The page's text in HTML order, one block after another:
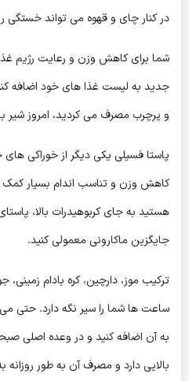
در کنار چای و قهوه می تواند خستگی
شما برای کاهش وزن و رعایت رژیم
جدید به لیست غذا های خود اضافه
و پرچرب مصرف می کردید، امروز شیر
پاستا فسیلی یکی دیگر از خوراکی
کاهش وزن و تناسب اندام بسیار کمک
هستید به جای کربوهیدرات بالا،
جایگزین ماکارونی معمولی کنید.
ترکیب موز، دارچین، کره بادام
ساعت ها شما را سیر نگه دارد. حتی می
به آن اضافه کنید و در وعده اصلی
بالایی دارد و مصرف آن به طور